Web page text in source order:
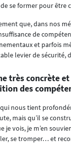
se former pour être
que, dans nos
de
et parfois
levier de sécurité,
très concrète
des
nous tient
mais qu’il se
je vois, je m’en
se tromper… et